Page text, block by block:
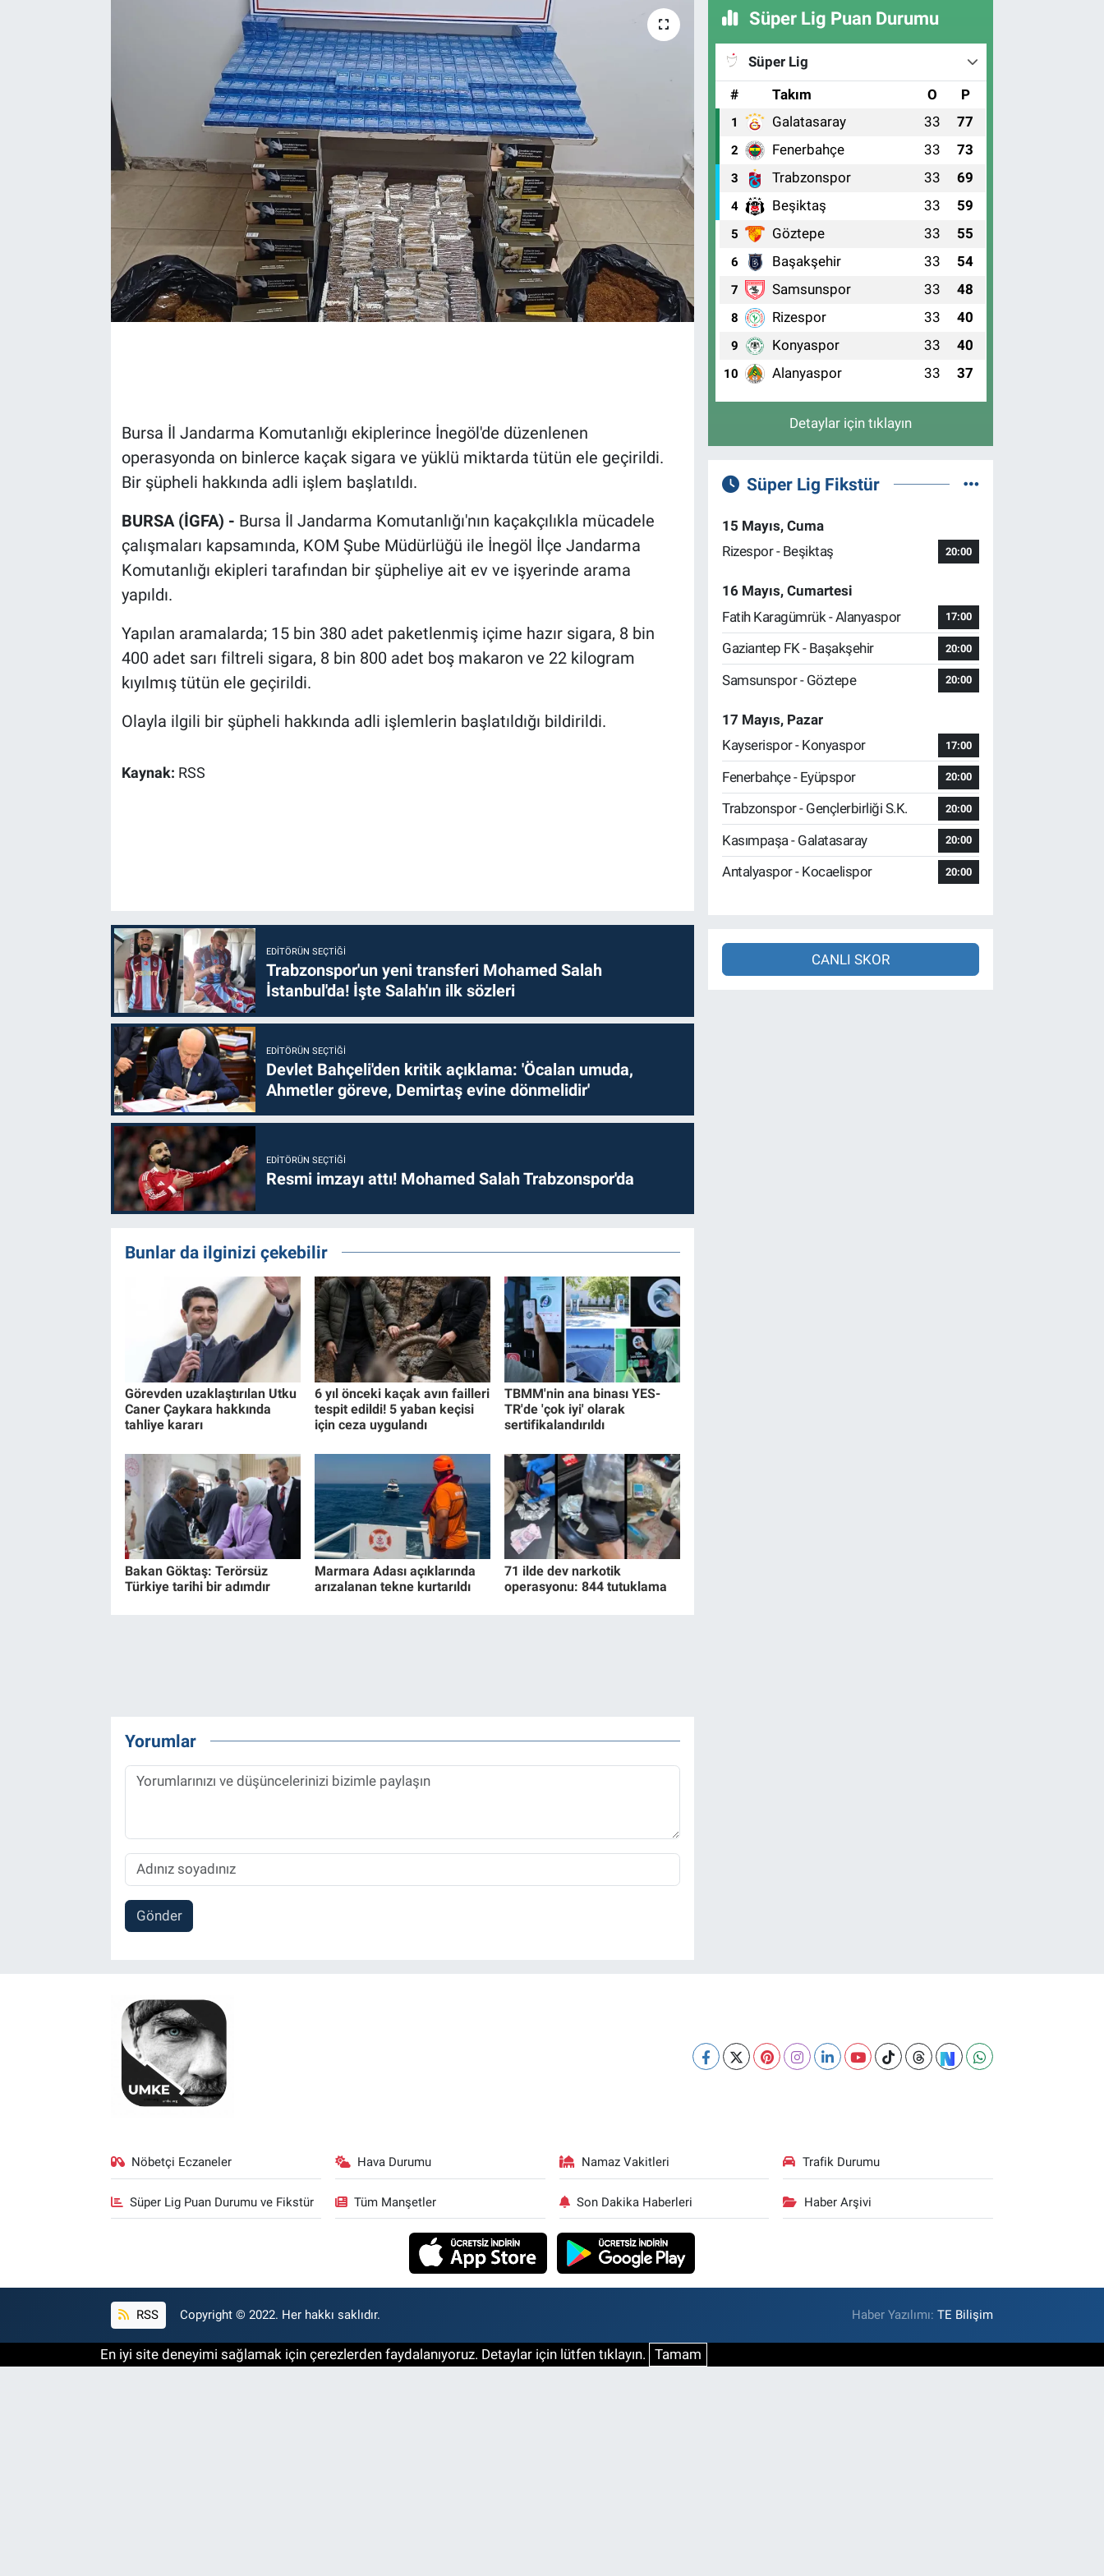
Bursa İl Jandarma Komutanlığı ekiplerince İnegöl'de düzenlenen
operasyonda on binlerce kaçak sigara ve yüklü miktarda tütün ele geçirildi.
Bir şüpheli hakkında adli işlem başlatıldı.
BURSA (İGFA) - Bursa İl Jandarma Komutanlığı'nın kaçakçılıkla mücadele
çalışmaları kapsamında, KOM Şube Müdürlüğü ile İnegöl İlçe Jandarma
Komutanlığı ekipleri tarafından bir şüpheliye ait ev ve işyerinde arama
yapıldı.
Yapılan aramalarda; 15 bin 380 adet paketlenmiş içime hazır sigara, 8 bin
400 adet sarı filtreli sigara, 8 bin 800 adet boş makaron ve 22 kilogram
kıyılmış tütün ele geçirildi.
Olayla ilgili bir şüpheli hakkında adli işlemlerin başlatıldığı bildirildi.
Kaynak: RSS
EDITÖRÜN SEÇTIĞI
Trabzonspor'un yeni transferi Mohamed Salah
İstanbul'da! İşte Salah'ın ilk sözleri
EDITÖRÜN SEÇTIĞI
Devlet Bahçeli'den kritik açıklama: 'Öcalan umuda,
Ahmetler göreve, Demirtaş evine dönmelidir'
EDITÖRÜN SEÇTIĞI
Resmi imzayı attı! Mohamed Salah Trabzonspor'da
Bunlar da ilginizi çekebilir
Görevden uzaklaştırılan Utku
Caner Çaykara hakkında
tahliye kararı
6 yıl önceki kaçak avın failleri
tespit edildi! 5 yaban keçisi
için ceza uygulandı
TBMM'nin ana binası YES-
TR'de 'çok iyi' olarak
sertifikalandırıldı
Bakan Göktaş: Terörsüz
Türkiye tarihi bir adımdır
Marmara Adası açıklarında
arızalanan tekne kurtarıldı
71 ilde dev narkotik
operasyonu: 844 tutuklama
Yorumlar
Gönder
Süper Lig Puan Durumu
Süper Lig
#
Takım O P
1 Galatasaray 33 77
2 Fenerbahçe 33 73
3 Trabzonspor 33 69
4 Beşiktaş 33 59
5 Göztepe 33 55
6 Başakşehir 33 54
7 Samsunspor 33 48
8 Rizespor 33 40
9 Konyaspor 33 40
10 Alanyaspor 33 37
Detaylar için tıklayın
Süper Lig Fikstür
15 Mayıs, Cuma
Rizespor - Beşiktaş
20:00
16 Mayıs, Cumartesi
Fatih Karagümrük - Alanyaspor
17:00
Gaziantep FK - Başakşehir 20:00
Samsunspor - Göztepe 20:00
17 Mayıs, Pazar
Kayserispor - Konyaspor
17:00
Fenerbahçe - Eyüpspor 20:00
Trabzonspor - Gençlerbirliği S.K. 20:00
Kasımpaşa - Galatasaray 20:00
Antalyaspor - Kocaelispor 20:00
CANLI SKOR
Nöbetçi Eczaneler Hava Durumu Namaz Vakitleri Trafik Durumu
Süper Lig Puan Durumu ve Fikstür Tüm Manşetler Son Dakika Haberleri Haber Arşivi
RSS Copyright © 2022. Her hakkı saklıdır. Haber Yazılımı:TE Bilişim
En iyi site deneyimi sağlamak için çerezlerden faydalanıyoruz. Detaylar için lütfen tıklayın. Tamam